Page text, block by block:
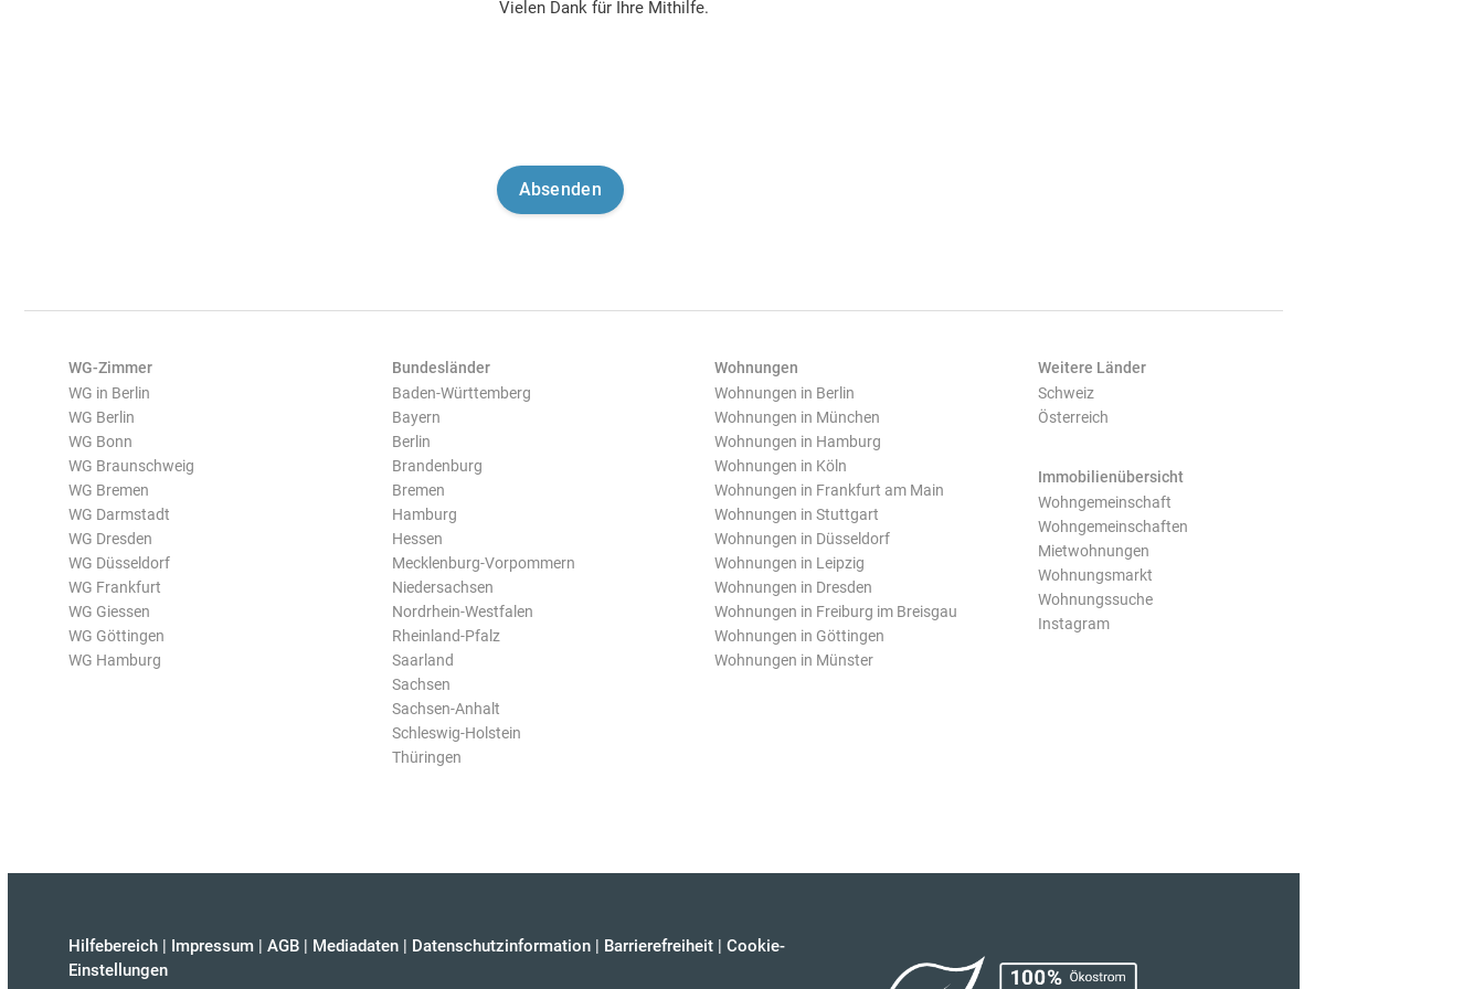
Vielen Dank für Ihre Mithilfe.
WG-Zimmer
WG in Berlin
WG Berlin
WG Bonn
WG Braunschweig
WG Bremen
WG Darmstadt
WG Dresden
WG Düsseldorf
WG Frankfurt
WG Giessen
WG Göttingen
WG Hamburg
Bundesländer
Baden-Württemberg
Bayern
Berlin
Brandenburg
Bremen
Hamburg
Hessen
Mecklenburg-Vorpommern
Niedersachsen
Nordrhein-Westfalen
Rheinland-Pfalz
Saarland
Sachsen
Sachsen-Anhalt
Schleswig-Holstein
Thüringen
Wohnungen
Wohnungen in Berlin
Wohnungen in München
Wohnungen in Hamburg
Wohnungen in Köln
Wohnungen in Frankfurt am Main
Wohnungen in Stuttgart
Wohnungen in Düsseldorf
Wohnungen in Leipzig
Wohnungen in Dresden
Wohnungen in Freiburg im Breisgau
Wohnungen in Göttingen
Wohnungen in Münster
Weitere Länder
Schweiz
Österreich
Immobilienübersicht
Wohngemeinschaft
Wohngemeinschaften
Mietwohnungen
Wohnungsmarkt
Wohnungssuche
Instagram
Hilfebereich | Impressum | AGB | Mediadaten | Datenschutzinformation | Barrierefreiheit | Cookie-
Einstellungen